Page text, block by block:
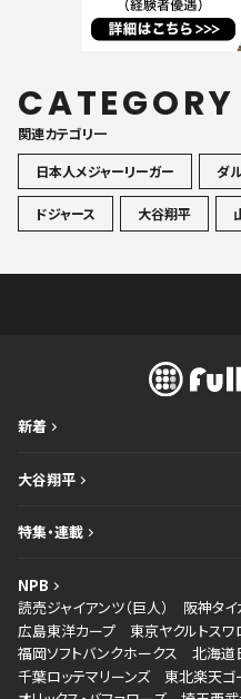
CATEGORY
関連カテゴリ一
日本人メジャーリーガー
ダ
ドジャース 大谷翔平
新着
大谷翔平
特集・連載
NPB
読売ジャイアンツ（巨人）
阪神タイ
広島東洋カープ
東京ヤクルトスワ
福岡ソフトバンクホークス
北海道
千葉ロッテマリーンズ
東北楽天ゴ